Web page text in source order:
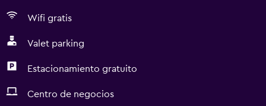
Wifi gratis
Valet parking
Estacionamiento gratuito
Centro de negocios